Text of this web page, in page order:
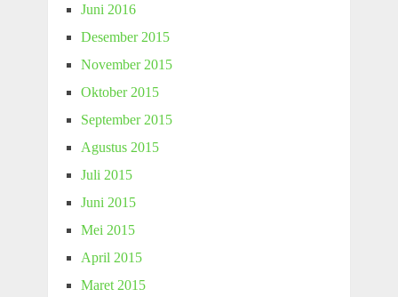
Juni 2016
Desember 2015
November 2015
Oktober 2015
September 2015
Agustus 2015
Juli 2015
Juni 2015
Mei 2015
April 2015
Maret 2015